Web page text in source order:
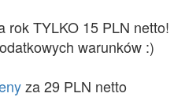
rok TYLKO 15 PLN netto!
warunków :)
za 29 PLN netto